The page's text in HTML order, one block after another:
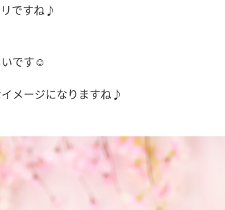
ですね♪
いです☺
メージになりますね♪